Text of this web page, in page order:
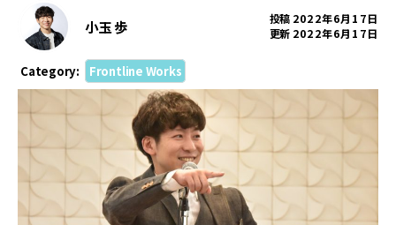
オフィシャルサイト
会社概要
CLOSE
オフィシャルサイト
会社概要
CLOSE
小玉 歩 投稿 2022年6月17日
更新 2022年6月17日
Category: Frontline Works